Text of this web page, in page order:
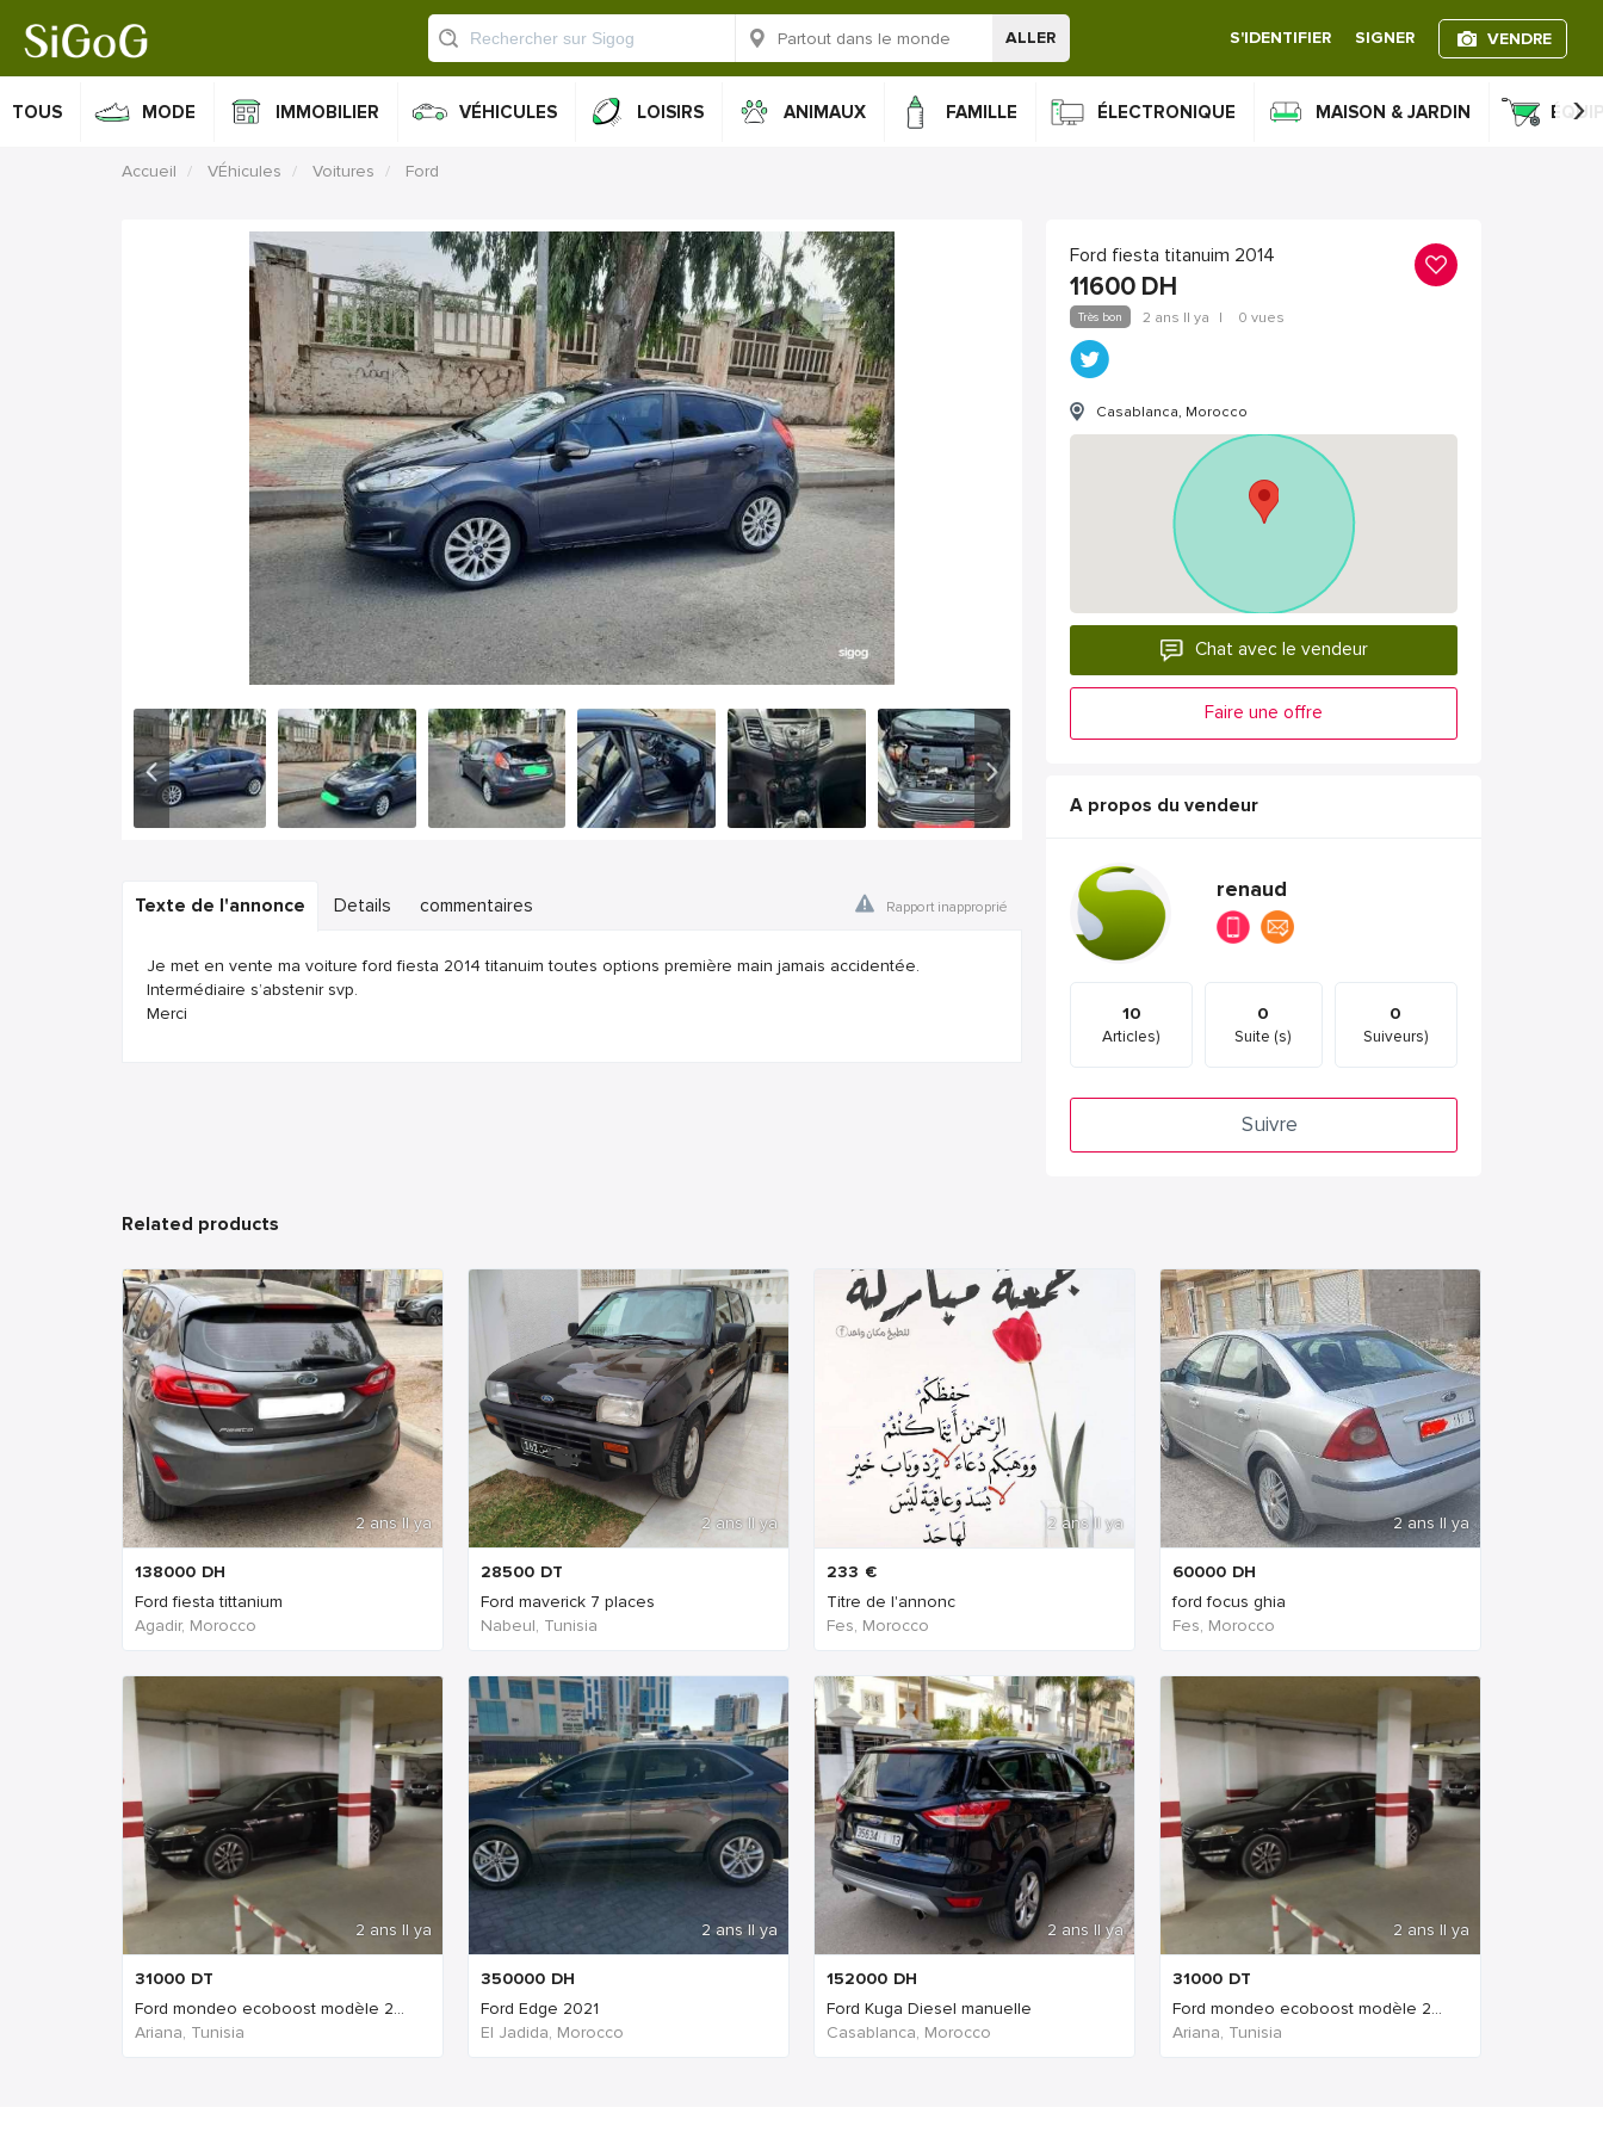
ALLER S'IDENTIFIER SIGNER VENDRE
TOUS MODE IMMOBILIER VÉHICULES LOISIRS ANIMAUX FAMILLE ÉLECTRONIQUE MAISON & JARDIN ›
Accueil VÉhicules Voitures Ford
Texte de l'annonce Details commentaires Rapport inapproprié
Je met en vente ma voiture ford fiesta 2014 titanuim toutes options première main jamais accidentée.
Intermédiaire s’abstenir svp.
Merci
Ford fiesta titanuim 2014
11600 DH
Très bon 2 ans Il ya | 0 vues
Casablanca, Morocco
Chat avec le vendeur
Faire une offre
A propos du vendeur
renaud
10
Articles)
0
Suite (s)
0
Suiveurs)
Suivre
Related products
2 ans Il ya
138000 DH
Ford fiesta tittanium
Agadir, Morocco
2 ans Il ya
28500 DT
Ford maverick 7 places
Nabeul‎, Tunisia
2 ans Il ya
233 €
Titre de l'annonc
Fes, Morocco
2 ans Il ya
60000 DH
ford focus ghia
Fes, Morocco
2 ans Il ya
31000 DT
Ford mondeo ecoboost modèle 2...
Ariana, Tunisia
2 ans Il ya
350000 DH
Ford Edge 2021
El Jadida, Morocco
2 ans Il ya
152000 DH
Ford Kuga Diesel manuelle
Casablanca, Morocco
2 ans Il ya
31000 DT
Ford mondeo ecoboost modèle 2...
Ariana, Tunisia